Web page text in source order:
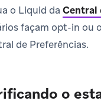
o Liquid da Central
façam opt-in ou
de Preferências.
o